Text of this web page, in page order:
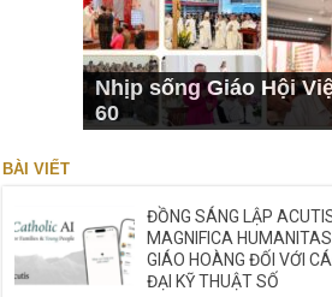
Nhịp sống Giáo Hội
60
BÀI VIẾT
ĐỒNG SÁNG LẬP
MAGNIFICA
GIÁO HOÀNG ĐỐI VỚI
ĐẠI KỸ THUẬT SỐ